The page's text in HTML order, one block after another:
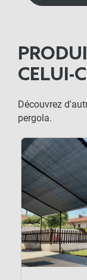
CELUI-
Découvrez
pergola.